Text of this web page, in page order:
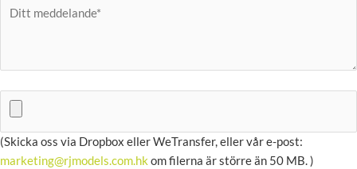
(Skicka oss via Dropbox eller WeTransfer, eller vår e-post:
marketing@rjmodels.com.hk om filerna är större än 50 MB. )